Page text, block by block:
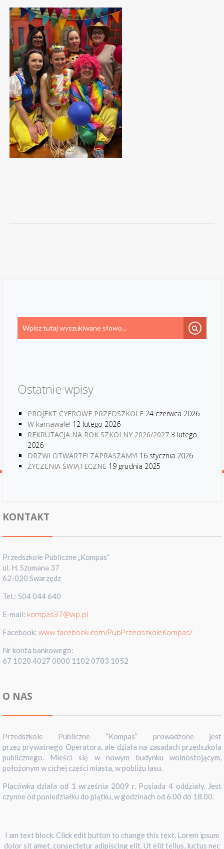
Ostatnie wpisy
PROJEKT CYFROWE PRZEDSZKOLE 24 czerwca 2026
W karnawale! 12 lutego 2026
REKRUTACJA NA ROK SZKOLNY 2026/2027 3 lutego
2026
DRZWI OTWARTE! ZAPRASZAMY! 16 stycznia 2026
ŻYCZENIA ŚWIĄTECZNE 19 grudnia 2025
KONTAKT
Przedszkole Publiczne „Kompas”
ul. H. Szumana 37
62-020 Swarzędz
Tel.: 504 044 640
E-mail: kompas37@wp.pl
Facebook: www.facebook.com/PubPrzedszkoleKompas/
Nr konta bankowego:
67 1020 4027 0000 1102 0783 1052
O NAS
Przedszkole Publiczne “Kompas” prowadzone jest
przez prywatnego Operatora, ale działa na zasadach przedszkola
publicznego. Mieści się w nowym budynku wolnostojącym,
położonym w cichej części miasta, w pobliżu lasu.
Placówka działa od 1 września 2009 r. Posiada 4 oddziały. Jest
czynne od poniedziałku do piątku, w godzinach od 6.00 do 18.00.
I am text block. Click edit button to change this text. Lorem ipsum
dolor sit amet, consectetur adipiscing elit. Ut elit tellus, luctus nec